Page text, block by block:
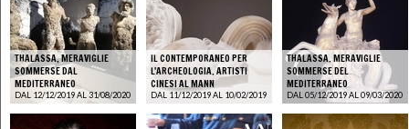
THALASSA, MERAVIGLIE
SOMMERSE DAL
MEDITERRANEO
DAL 12/12/2019 AL 31/08/2020
IL CONTEMPORANEO PER
L'ARCHEOLOGIA. ARTISTI
CINESI AL MANN
DAL 11/12/2019 AL 10/02/2019
THALASSA. MERAVIGLIE
SOMMERSE DEL
MEDITERRANEO
DAL 05/12/2019 AL 09/03/2020